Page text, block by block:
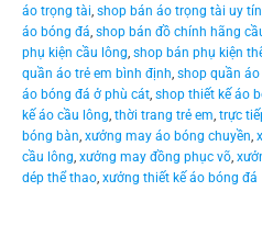
áo trọng tài, shop bán áo trọng tài uy tín
áo bóng đá, shop bán đồ chính hãng
phụ kiện cầu lông, shop bán phụ kiện
quần áo trẻ em bình định, shop quần
áo bóng đá ở phù cát, shop thiết kế áo
kế áo cầu lông, thời trang trẻ em, trực
bóng bàn, xưởng may áo bóng chuyền,
cầu lông, xưởng may đồng phục võ,
dép thể thao, xưởng thiết kế áo bóng đá